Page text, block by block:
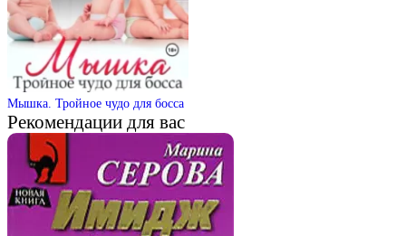
Мышка. Тройное чудо для босса
Рекомендации для вас